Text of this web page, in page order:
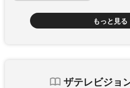
もっと見る
ザテレビジョ